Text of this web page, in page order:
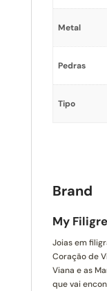
Metal
Pedras
Tipo
Brand
My
Joias em
Coração de
Viana e as
que vai